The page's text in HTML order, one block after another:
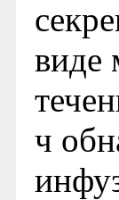
виде
ч